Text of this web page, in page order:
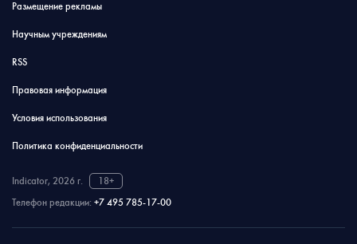
Размещение рекламы
Научным учреждениям
RSS
Правовая информация
Условия использования
Политика конфиденциальности
Indicator, 2026 г.
18+
Телефон редакции: +7 495 785-17-00